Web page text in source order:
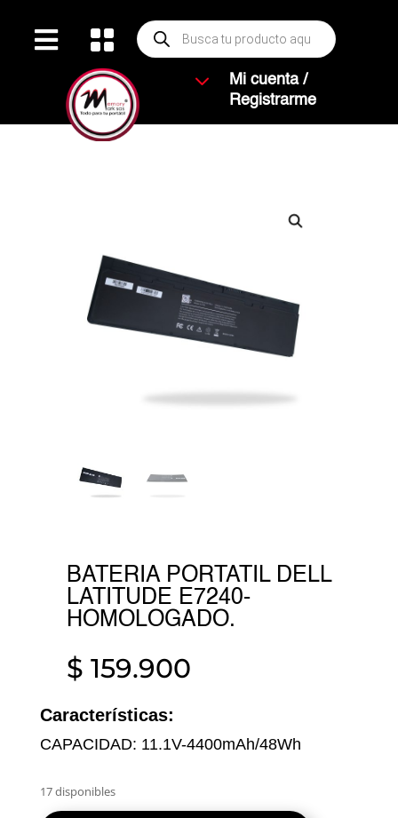
  Búsqueda
de
productos
3
Mi cuenta /
Registrarme
BATERIA PORTATIL DELL
LATITUDE E7240-
HOMOLOGADO.
$ 159.900
Características:
CAPACIDAD: 11.1V-4400mAh/48Wh
17 disponibles